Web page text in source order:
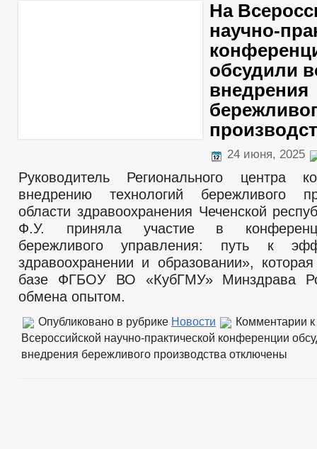
На
научно-
обсудили
внедрения
24 июня, 2025
Руководитель Регионального центра
внедрению технологий бережливого
области здравоохранения Чеченской
Ф.У. приняла участие в
бережливого управления: путь к
здравоохранении и образовании»,
базе ФГБОУ ВО «КубГМУ» Минздрава
обмена опытом.
Опубликовано в рубрике Новости Комментарии
Всероссийской научно-практической конференции
внедрения бережливого производства отключены